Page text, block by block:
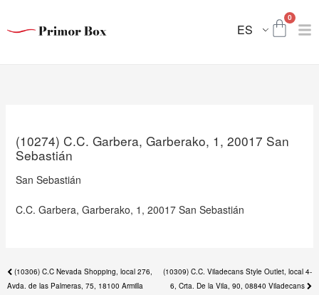
contenido
ES
0
(10274) C.C. Garbera, Garberako, 1, 20017 San
Sebastián
San Sebastián
C.C. Garbera, Garberako, 1, 20017 San Sebastián
Previous
post:
(10306) C.C Nevada Shopping, local 276,
Avda. de las Palmeras, 75, 18100 Armilla
(10309) C.C. Viladecans Style Outlet, local 4-
6, Crta. De la Vila, 90, 08840 Viladecans